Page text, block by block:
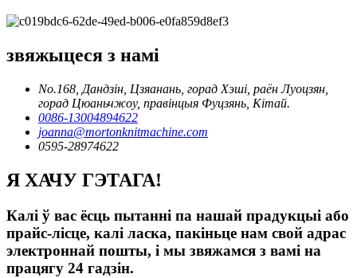
звяжыцеся з намі
No.168, Дандзін, Цзяанань, горад Хэші, раён Луоцзян,
горад Цюаньчжоу, правінцыя Фуцзянь, Кітай.
0086-13004894622
joanna@mortonknitmachine.com
0595-28974622
Я ХАЧУ ГЭТАГА!
Калі ў вас ёсць пытанні па нашай прадукцыі або
прайс-лісце, калі ласка, пакіньце нам свой адрас
электроннай пошты, і мы звяжамся з вамі на
працягу 24 гадзін.